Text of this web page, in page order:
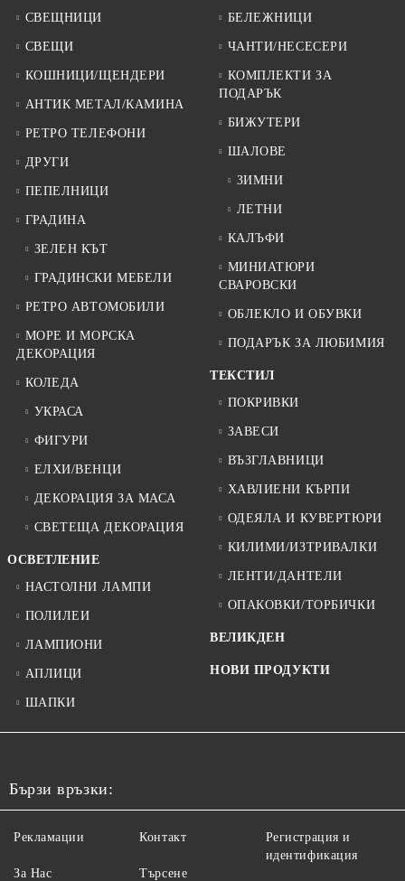
СВЕЩНИЦИ
СВЕЩИ
КОШНИЦИ/ЩЕНДЕРИ
АНТИК МЕТАЛ/КАМИНА
РЕТРО ТЕЛЕФОНИ
ДРУГИ
ПЕПЕЛНИЦИ
ГРАДИНА
ЗЕЛЕН КЪТ
ГРАДИНСКИ МЕБЕЛИ
РЕТРО АВТОМОБИЛИ
МОРЕ И МОРСКА
ДЕКОРАЦИЯ
КОЛЕДА
УКРАСА
ФИГУРИ
ЕЛХИ/ВЕНЦИ
ДЕКОРАЦИЯ ЗА МАСА
СВЕТЕЩА ДЕКОРАЦИЯ
ОСВЕТЛЕНИЕ
НАСТОЛНИ ЛАМПИ
ПОЛИЛЕИ
ЛАМПИОНИ
АПЛИЦИ
ШАПКИ
БЕЛЕЖНИЦИ
ЧАНТИ/НЕСЕСЕРИ
КОМПЛЕКТИ ЗА
ПОДАРЪК
БИЖУТЕРИ
ШАЛОВЕ
ЗИМНИ
ЛЕТНИ
КАЛЪФИ
МИНИАТЮРИ
СВАРОВСКИ
ОБЛЕКЛО И ОБУВКИ
ПОДАРЪК ЗА ЛЮБИМИЯ
ТЕКСТИЛ
ПОКРИВКИ
ЗАВЕСИ
ВЪЗГЛАВНИЦИ
ХАВЛИЕНИ КЪРПИ
ОДЕЯЛА И КУВЕРТЮРИ
КИЛИМИ/ИЗТРИВАЛКИ
ЛЕНТИ/ДАНТЕЛИ
ОПАКОВКИ/ТОРБИЧКИ
ВЕЛИКДЕН
НОВИ ПРОДУКТИ
Бързи връзки:
Рекламации
За Нас
Контакт
Търсене
Регистрация и
идентификация